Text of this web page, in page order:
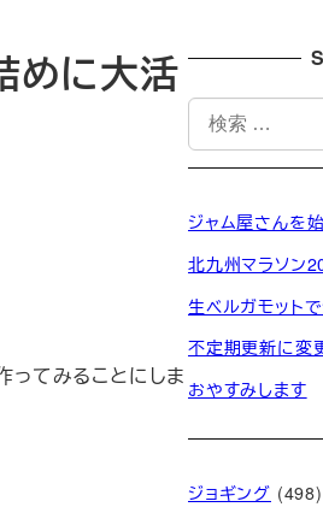
めに大活
ってみることにしま
索
ジャム屋さんを
北九州マラソン
生ベルガモット
不定期更新に変
おやすみします
ジョギング (498)